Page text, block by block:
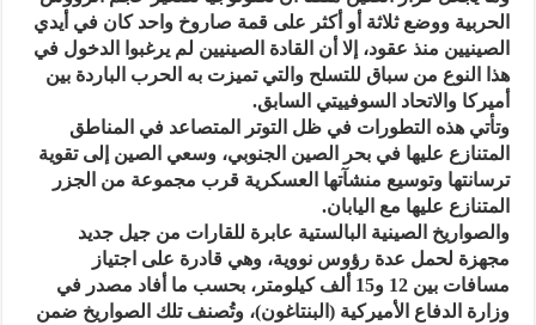
الحربية ووضع ثلاثة أو أكثر على قمة صاروخ واحد كان في أيدي
الصينيين منذ عقود، إلا أن القادة الصينيين لم يرغبوا الدخول في
هذا النوع من سباق للتسلح والتي تميزت به الحرب الباردة بين
أميركا والاتحاد السوفييتي السابق.
وتأتي هذه التطورات في ظل التوتر المتصاعد في المناطق
المتنازع عليها في بحر الصين الجنوبي، وسعي الصين إلى تقوية
ترسانتها وتوسيع منشآتها العسكرية قرب مجموعة من الجزر
المتنازع عليها مع اليابان.
والصواريخ الصينية البالستية عابرة للقارات من جيل جديد
مجهزة لحمل عدة رؤوس نووية، وهي قادرة على اجتياز
مسافات بين 12 و15 ألف كيلومتر، بحسب ما أفاد مصدر في
وزارة الدفاع الأميركية (البنتاغون)، وتُصنف تلك الصواريخ ضمن